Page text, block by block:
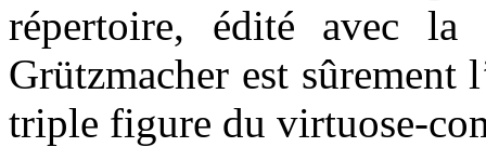
répertoire, édité avec la
Grützmacher est sûrement
triple figure du virtuose-